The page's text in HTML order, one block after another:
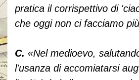
pratica il corrispettivo di
che oggi non ci facciamo
C. «Nel medioevo,
l'usanza di accomiatarsi